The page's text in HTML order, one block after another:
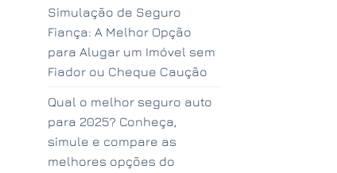
Simulação de Seguro
Fiança: A Melhor Opção
para Alugar um Imóvel sem
Fiador ou Cheque Caução
Qual o melhor seguro auto
para 2025? Conheça,
simule e compare as
melhores opções do